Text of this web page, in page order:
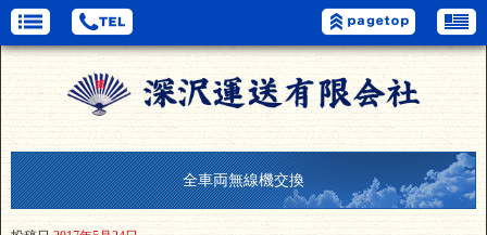
全車両無線機交換